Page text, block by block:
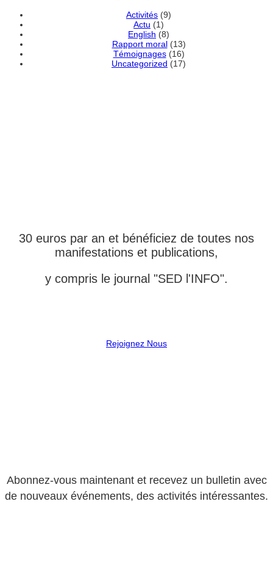
Activités (9)
Actu (1)
English (8)
Rapport moral(13)
Témoignages(16)
Uncategorized (17)
30 euros par an et bénéficiez de toutes nos
manifestations et publications,
y compris le journal "SED l'INFO".
Rejoignez Nous
Abonnez-vous maintenant et recevez un bulletin avec
de nouveaux événements, des activités intéressantes.